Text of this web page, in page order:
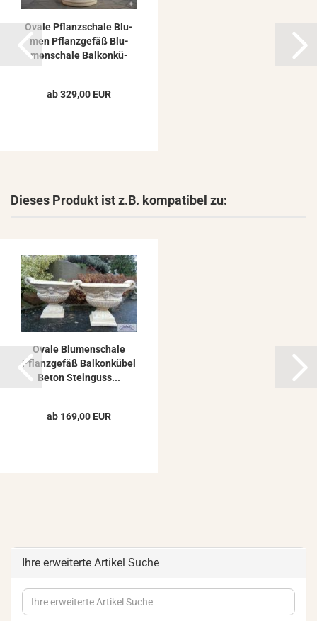
Ovale Pflanz­scha­le Blu­
men Pflanz­ge­fäß Blu­
men­scha­le Bal­kon­kü­
ab 329,00 EUR
Dieses Produkt ist z.B. kompatibel zu:
Ovale Blu­men­scha­le
Pflanz­ge­fäß Bal­kon­kü­bel
Beton Stein­guss...
ab 169,00 EUR
Ihre erweiterte Artikel Suche
Ihre
erweiterte